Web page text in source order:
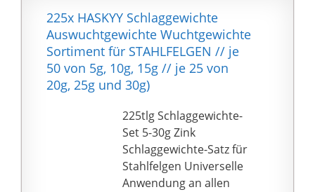
dieses Produkt dem
Original-Ersatzteil.
aus Stahl für Alufelgen.
【Einfach zu
installieren】:
Abrisskante für
besseres Entfernen der
Schutzfolie,einfach zu
schälen und zu
installieren.
【Guter service】: Wir
bieten " 30 DAY
Rückerstattung, "
225x HASKYY Schlaggewichte
Auswuchtgewichte Wuchtgewichte
Sortiment für STAHLFELGEN // je
50 von 5g, 10g, 15g // je 25 von
20g, 25g und 30g)
225tlg Schlaggewichte-
Set 5-30g Zink
Schlaggewichte-Satz für
Stahlfelgen Universelle
Anwendung an allen